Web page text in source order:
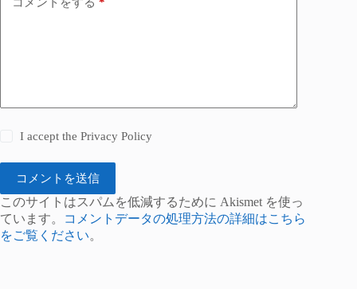
I accept thePrivacy Policy
コメントを送信
このサイトはスパムを低減するために Akismet を使っ
ています。
コメントデータの処理方法の詳細はこちら
をご覧ください。